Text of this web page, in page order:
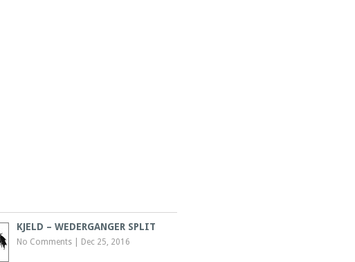
KJELD – WEDERGANGER SPLIT
No Comments Dec 25, 2016